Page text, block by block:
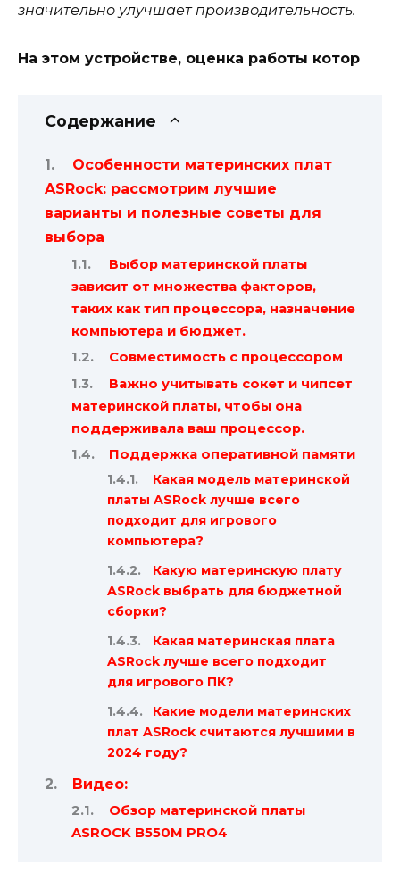
значительно улучшает производительность.
На этом устройстве, оценка работы котор
Содержание
Особенности материнских плат
ASRock: рассмотрим лучшие
варианты и полезные советы для
выбора
Выбор материнской платы
зависит от множества факторов,
таких как тип процессора, назначение
компьютера и бюджет.
Совместимость с процессором
Важно учитывать сокет и чипсет
материнской платы, чтобы она
поддерживала ваш процессор.
Поддержка оперативной памяти
Какая модель материнской
платы ASRock лучше всего
подходит для игрового
компьютера?
Какую материнскую плату
ASRock выбрать для бюджетной
сборки?
Какая материнская плата
ASRock лучше всего подходит
для игрового ПК?
Какие модели материнских
плат ASRock считаются лучшими в
2024 году?
Видео:
Обзор материнской платы
ASROCK B550M PRO4